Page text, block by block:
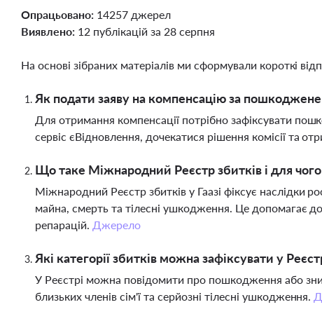
Опрацьовано: 14257 джерел
Виявлено: 12 публікацій за 28 серпня
На основі зібраних матеріалів ми сформували короткі
Як подати заяву на компенсацію за
Для отримання компенсації потрібно зафіксувати
сервіс єВідновлення, дочекатися рішення комісії та
Що таке Міжнародний Реєстр збитків і для чого
Міжнародний Реєстр збитків у Гаазі фіксує наслідки
майна, смерть та тілесні ушкодження. Це допомагає
репарацій. Джерело
Які категорії збитків можна зафіксувати у
У Реєстрі можна повідомити про пошкодження або
близьких членів сім'ї та серйозні тілесні ушкодження.